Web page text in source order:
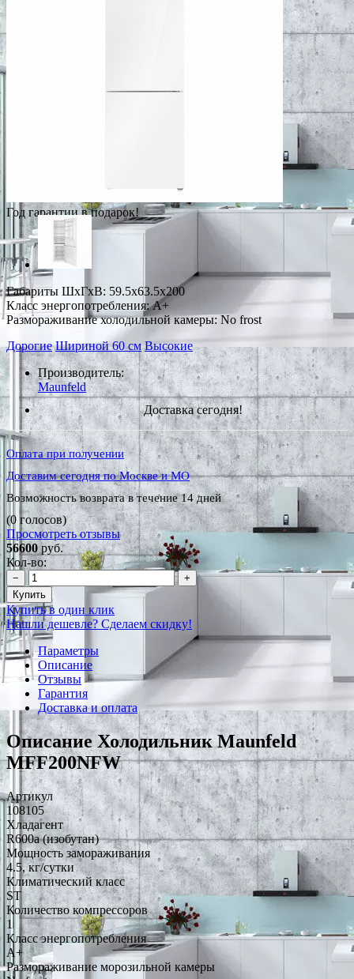
Год гарантии в подарок!
Габариты ШxГxВ: 59.5x63.5x200
Класс энергопотребления: A+
Размораживание холодильной камеры: No frost
Дорогие Шириной 60 см Высокие
Производитель:
Maunfeld
Доставка сегодня!
Оплата при получении
Доставим сегодня по Москве и МО
Возможность возврата в течение 14 дней
(0 голосов)
Просмотреть отзывы
56600руб.
Кол-во:
−
+
Купить
Купить в один клик
Нашли дешевле? Сделаем скидку!
Параметры
Описание
Отзывы
Гарантия
Доставка и оплата
Описание Холодильник Maunfeld
MFF200NFW
Артикул
108105
Хладагент
R600a (изобутан)
Мощность замораживания
4.5, кг/сутки
Климатический класс
ST
Количество компрессоров
1
Класс энергопотребления
A+
Размораживание морозильной камеры